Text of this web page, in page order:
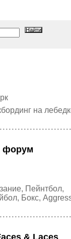
на
форум
Пейнтбол,
Бокс,